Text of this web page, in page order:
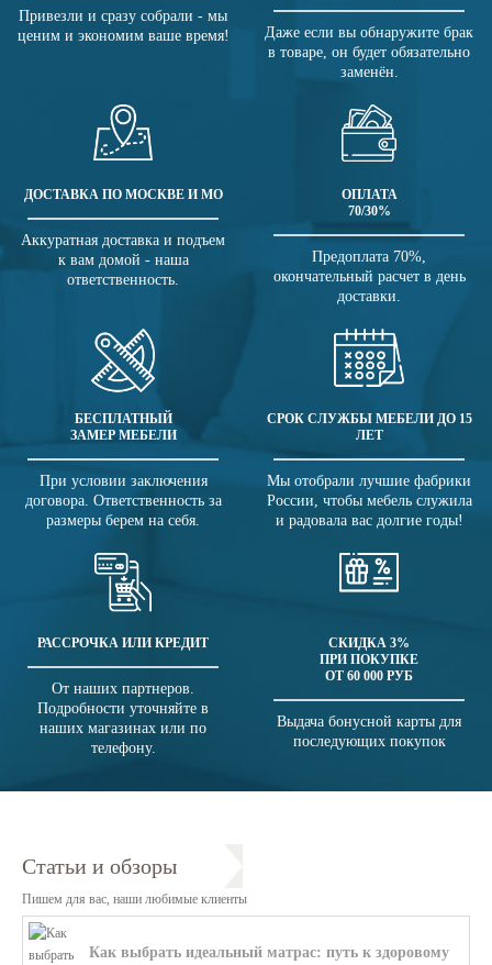
Привезли и сразу собрали - мы
ценим и экономим ваше время!
Даже если вы обнаружите брак
в товаре, он будет обязательно
заменён.
ДОСТАВКА ПО МОСКВЕ И МО
Аккуратная доставка и подъем
к вам домой - наша
ответственность.
ОПЛАТА
70/30%
Предоплата 70%,
окончательный расчет в день
доставки.
БЕСПЛАТНЫЙ
ЗАМЕР МЕБЕЛИ
При условии заключения
договора. Ответственность за
размеры берем на себя.
СРОК СЛУЖБЫ МЕБЕЛИ ДО 15
ЛЕТ
Мы отобрали лучшие фабрики
России, чтобы мебель служила
и радовала вас долгие годы!
РАССРОЧКА ИЛИ КРЕДИТ
От наших партнеров.
Подробности уточняйте в
наших магазинах или по
телефону.
СКИДКА 3%
ПРИ ПОКУПКЕ
ОТ 60 000 РУБ
Выдача бонусной карты для
последующих покупок
Статьи и обзоры
Пишем для вас, наши любимые клиенты
Как выбрать идеальный матрас: путь к здоровому